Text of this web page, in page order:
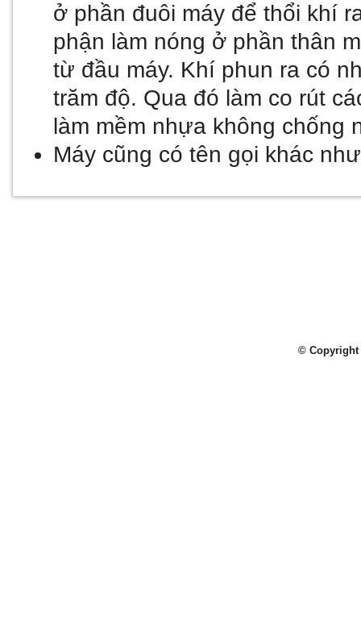
ở phần đuôi máy để thổi khí
phận làm nóng ở phần thân
từ đầu máy. Khí phun ra có
trăm độ. Qua đó làm co rút
làm mềm nhựa không chống
Máy cũng có tên gọi khác
© Copyright